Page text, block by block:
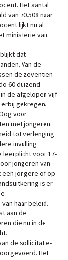
Het aantal
van 70.508 naar
lijkt nu al
ministerie van
dat
Van de
de zeventien
60 duizend
de afgelopen vijf
gekregen.
voor
met jongeren.
tot verlenging
invulling
leerplicht voor 17-
jongeren van
jongere of op
is er
haar beleid.
aan de
die nu in de
de sollicitatie-
Het